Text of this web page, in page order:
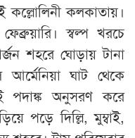
কলকাতায়।
স্বল্প খরচে
শহরে ঘোড়ায় টানা
আর্মেনিয়া ঘাট থেকে
পদাঙ্ক অনুসরণ করে
পড়ে দিল্লি, মুম্বাই,